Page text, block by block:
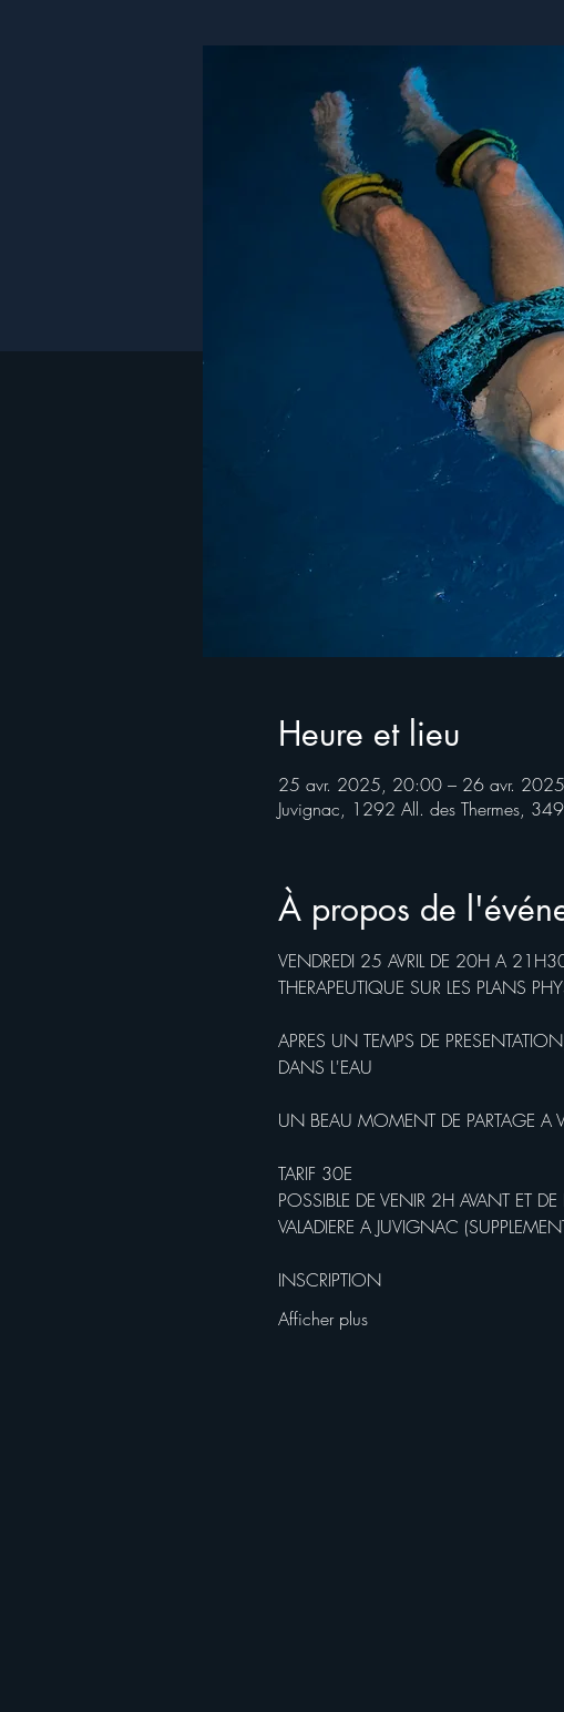
Heure et lieu
25 avr. 2025, 20:00 – 26 avr.
Juvignac, 1292 All. des Thermes,
À propos de
VENDREDI 25 AVRIL DE 20H A
THERAPEUTIQUE SUR LES PLANS
APRES UN TEMPS DE
DANS L'EAU
UN BEAU MOMENT DE PARTAGE A
TARIF 30E
POSSIBLE DE VENIR 2H AVANT ET
VALADIERE A JUVIGNAC
INSCRIPTION
Afficher plus